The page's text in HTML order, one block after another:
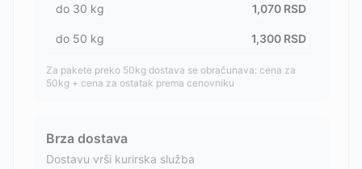
do 30 kg 1,070 RSD
do 50 kg 1,300 RSD
Za pakete preko 50kg dostava se obračunava: cena za
50kg + cena za ostatak prema cenovniku
Brza dostava
Dostavu vrši kurirska služba